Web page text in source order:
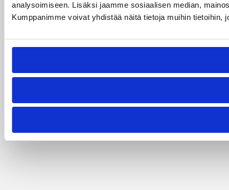
analysoimiseen. Lisäksi jaamme sosiaalisen median,
Kumppanimme voivat yhdistää näitä tietoja muihin tietoihin,